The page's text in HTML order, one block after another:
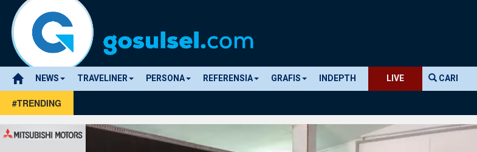
NEWS TRAVELINER PERSONA REFERENSIA GRAFIS INDEPTH LIVE CARI
#TRENDING